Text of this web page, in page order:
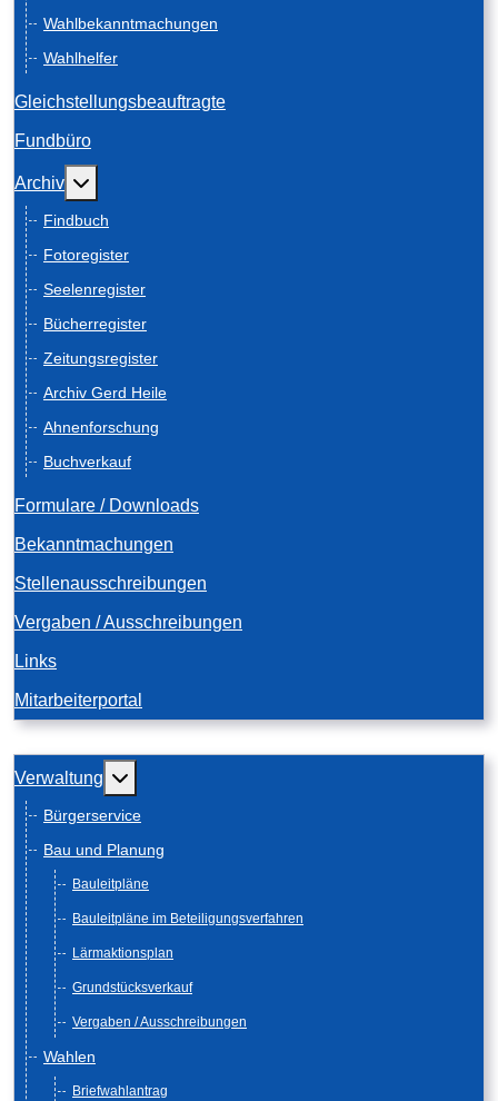
Wahlbekanntmachungen
Wahlhelfer
Gleichstellungsbeauftragte
Fundbüro
Archiv Weitere Informationen: Archiv
Findbuch
Fotoregister
Seelenregister
Bücherregister
Zeitungsregister
Archiv Gerd Heile
Ahnenforschung
Buchverkauf
Formulare / Downloads
Bekanntmachungen
Stellenausschreibungen
Vergaben / Ausschreibungen
Links
Mitarbeiterportal
Verwaltung Weitere Informationen: Verwaltung
Bürgerservice
Bau und Planung
Bauleitpläne
Bauleitpläne im Beteiligungsverfahren
Lärmaktionsplan
Grundstücksverkauf
Vergaben / Ausschreibungen
Wahlen
Briefwahlantrag